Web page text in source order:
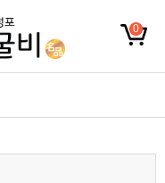
0